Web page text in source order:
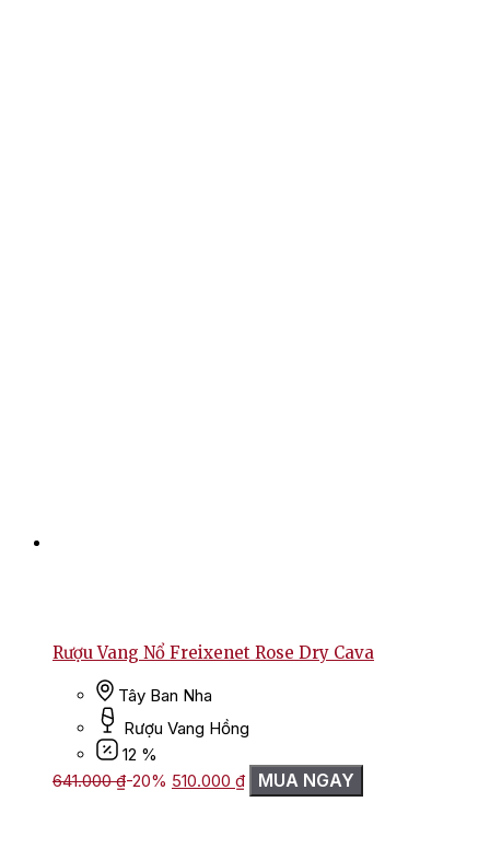
Rượu Vang Nổ Freixenet Rose Dry Cava
Tây Ban Nha
Rượu Vang Hồng
12 %
641.000₫-20% Giá
gốc
510.000 ₫Giá
hiện
MUA NGAY